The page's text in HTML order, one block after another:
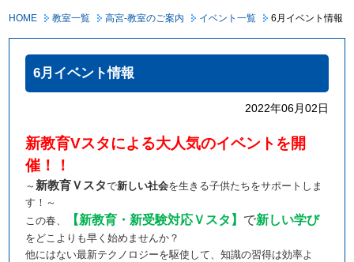
HOME 教室一覧 高宮-教室のご案内 イベント一覧 6月イベント情報
6月イベント情報
2022年06月02日
新教育Vスタによる大人気のイベントを開
催！！
～新教育Ｖスタで新しい社会を生きる子供たちをサポートしま
す！～
この春、
【新教育・新受験対応Ｖスタ】 で新しい学び
をどこよりも早く始めませんか？
他にはない最新テクノロジーを駆使して、知識の習得は効率よ